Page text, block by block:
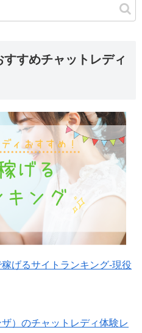
すめチャットレディ
げるサイトランキング-現役
）のチャットレディ体験レ